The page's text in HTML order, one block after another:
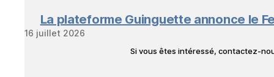
La plateforme Guinguette annonce le
16 juillet 2026
Si vous êtes intéressé, contactez-